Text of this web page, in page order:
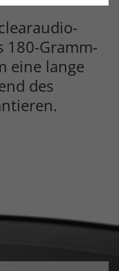
180-Gramm-
eine lange
des